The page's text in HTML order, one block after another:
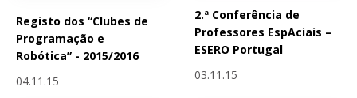
Registo dos “Clubes de
Programação e
Robótica” - 2015/2016
04.11.15
2.ª Conferência de
Professores EspAciais –
ESERO Portugal
03.11.15